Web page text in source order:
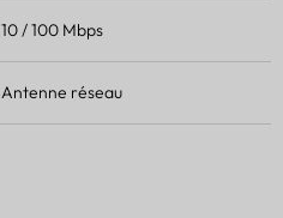
10 / 100 Mbps
Antenne réseau